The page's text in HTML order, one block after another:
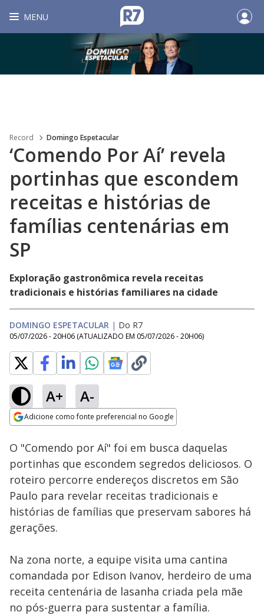
MENU
Record Domingo Espetacular
‘Comendo Por Aí’ revela
portinhas que escondem
receitas e histórias de
famílias centenárias em
SP
Exploração gastronômica revela receitas
tradicionais e histórias familiares na cidade
DOMINGO ESPETACULAR | Do R7
05/07/2026 - 20H06 (ATUALIZADO EM 05/07/2026 - 20H06)
A+ A-
Adicione como fonte preferencial no Google
Ativar
Loaded:
8.71%
O "Comendo por Aí" foi em busca daquelas
portinhas que escondem segredos deliciosos. O
roteiro percorre endereços discretos em São
Paulo para revelar receitas tradicionais e
histórias de famílias que preservam sabores há
gerações.
Na zona norte, a equipe visita uma cantina
comandada por Edison Ivanov, herdeiro de uma
receita centenária de lasanha criada pela mãe
no pós-guerra para sustentar a família.